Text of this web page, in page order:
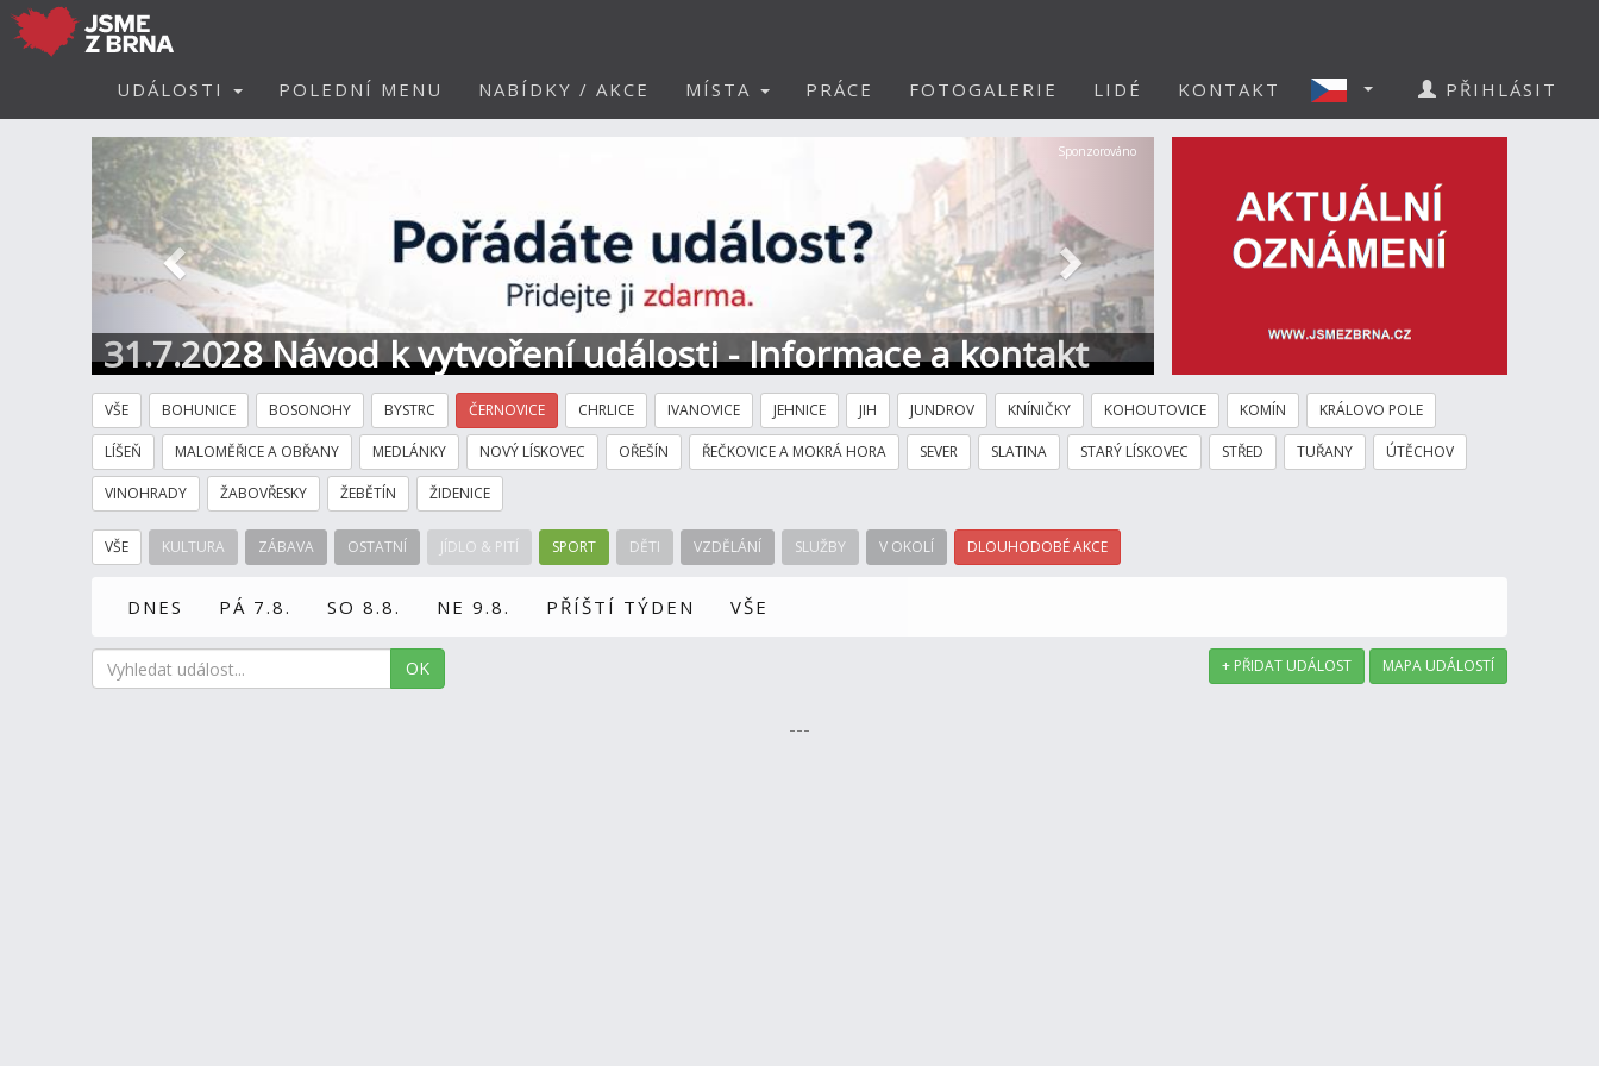
UDÁLOSTI POLEDNÍ MENU NABÍDKY / AKCE MÍSTA PRÁCE FOTOGALERIE LIDÉ KONTAKT PŘIHLÁSIT
31.7.2028 Návod k vytvoření události - Informace a kontakt
Předchozí Další
Sponzorováno
VŠE BOHUNICE BOSONOHY BYSTRC ČERNOVICE CHRLICE IVANOVICE JEHNICE JIH JUNDROV KNÍNIČKY KOHOUTOVICE KOMÍN KRÁLOVO POLE
LÍŠEŇ MALOMĚŘICE A OBŘANY MEDLÁNKY NOVÝ LÍSKOVEC OŘEŠÍN ŘEČKOVICE A MOKRÁ HORA SEVER SLATINA STARÝ LÍSKOVEC STŘED TUŘANY ÚTĚCHOV
VINOHRADY ŽABOVŘESKY ŽEBĚTÍN ŽIDENICE
VŠE KULTURA ZÁBAVA OSTATNÍ JÍDLO & PITÍ SPORT DĚTI VZDĚLÁNÍ SLUŽBY V OKOLÍ DLOUHODOBÉ AKCE
DNES PÁ 7.8. SO 8.8. NE 9.8. PŘÍŠTÍ TÝDEN VŠE
OK + PŘIDAT UDÁLOST MAPA UDÁLOSTÍ
---